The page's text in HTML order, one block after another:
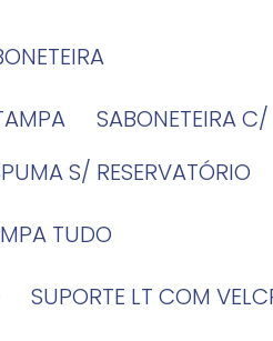
SABONETEIRA
S/ RESERVATÓRIO
TUDO
SUPORTE LT COM